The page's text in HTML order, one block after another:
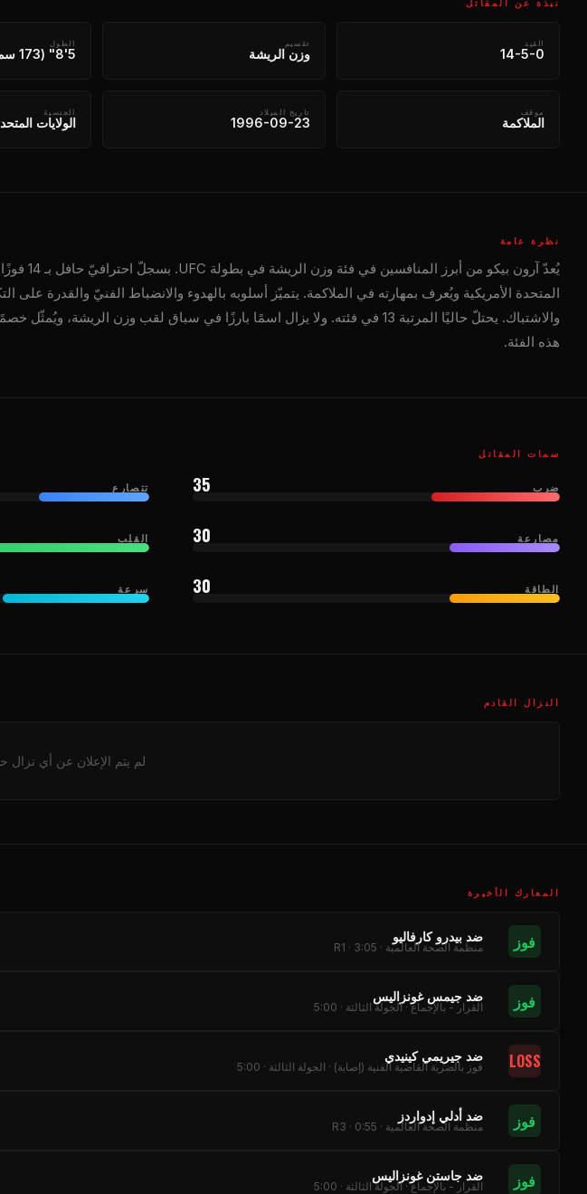
القيد
14-5-0
تقسيم
وزن الريشة
الطول
5'8" (173 سم)
موقف
الملاكمة
تاريخ الميلاد
1996-09-23
الجنسية
الولايات
نظرة عامة
المتحدة الأمريكية ويُعرف بمهارته في الملاكمة. يتميّز أسلوبه بالهدوء والانضباط الفنيّ والقدرة على
والاشتباك. يحتلّ حاليًا المرتبة 13 في فئته. ولا يزال اسمًا بارزًا في سباق لقب وزن الريشة،
هذه الفئة.
سمات المقاتل
ضرب 35 تتصارع
مصارعة 30 القلب
الطاقة 30 سرعة
النزال القادم
لم يتم الإعلان عن أي نزال
المعارك الأخيرة
فوز ضد بيدرو كارفاليو
منظمة الصحة العالمية · R1 · 3:05
فوز ضد جيمس غونزاليس
القرار - بالإجماع · الجولة الثالثة · 5:00
LOSS ضد جيريمي كينيدي
فوز بالضربة القاضية الفنية (إصابة) · الجولة الثالثة · 5:00
فوز ضد أدلي إدواردز
منظمة الصحة العالمية · R3 · 0:55
فوز ضد جاستن غونزاليس
القرار - بالإجماع · الجولة الثالثة · 5:00